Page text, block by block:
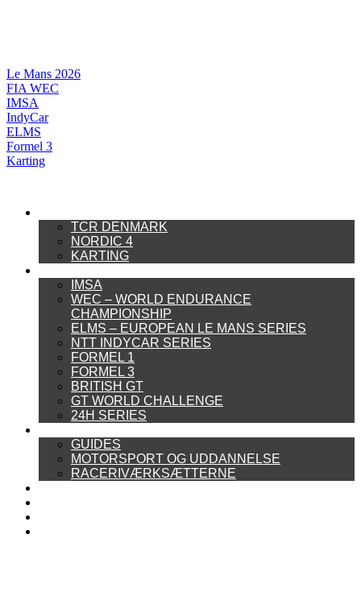
Le Mans 2026
FIA WEC
IMSA
IndyCar
ELMS
Formel 3
Karting
TCR DENMARK
NORDIC 4
KARTING
IMSA
WEC – WORLD ENDURANCE
CHAMPIONSHIP
ELMS – EUROPEAN LE MANS SERIES
NTT INDYCAR SERIES
FORMEL 1
FORMEL 3
BRITISH GT
GT WORLD CHALLENGE
24H SERIES
GUIDES
MOTORSPORT OG UDDANNELSE
RACERIVÆRKSÆTTERNE